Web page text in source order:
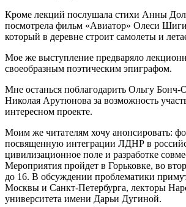
Кроме лекций послушала стихи Анны
посмотрела фильм «Авиатор» Олеси
который в деревне строит самолеты и
Мое же выступление предваряло
своеобразным поэтическим эпиграфом.
Мне останься поблагодарить Ольгу
Николая Арутюнова за возможность
интересном проекте.
Моим же читателям хочу анонсировать:
посвященную интеграции ЛДНР в
цивилизационное поле и разработке
Мероприятия пройдет в Горьковке, во
до 16. В обсуждении проблематики
Москвы и Санкт-Петербурга, лекторы
университета имени Дарьи Дугиной.